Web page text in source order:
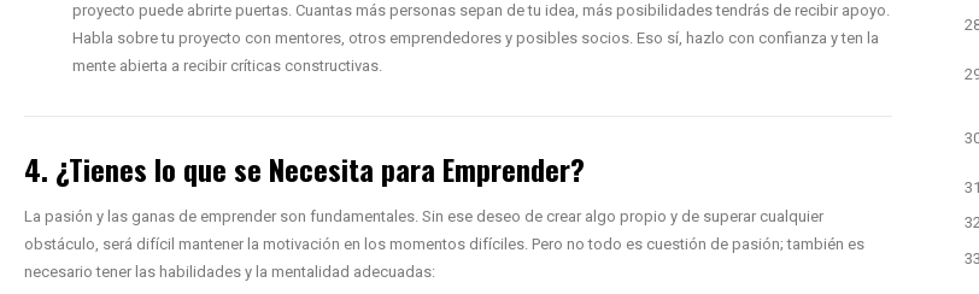
proyecto puede abrirte puertas. Cuantas más personas sepan de tu idea, más posibilidades tendrás de recibir apoyo.
Habla sobre tu proyecto con mentores, otros emprendedores y posibles socios. Eso sí, hazlo con confianza y ten la
mente abierta a recibir críticas constructivas.
4. ¿Tienes lo que se Necesita para Emprender?
La pasión y las ganas de emprender son fundamentales. Sin ese deseo de crear algo propio y de superar cualquier
obstáculo, será difícil mantener la motivación en los momentos difíciles. Pero no todo es cuestión de pasión; también es
necesario tener las habilidades y la mentalidad adecuadas: